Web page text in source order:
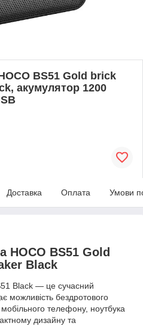
BS51 Gold brick
акумулятор 1200
Доставка Оплата Умови
HOCO BS51 Gold
Black
Black — це сучасний
можливість бездротового
телефону, ноутбука
дизайну та